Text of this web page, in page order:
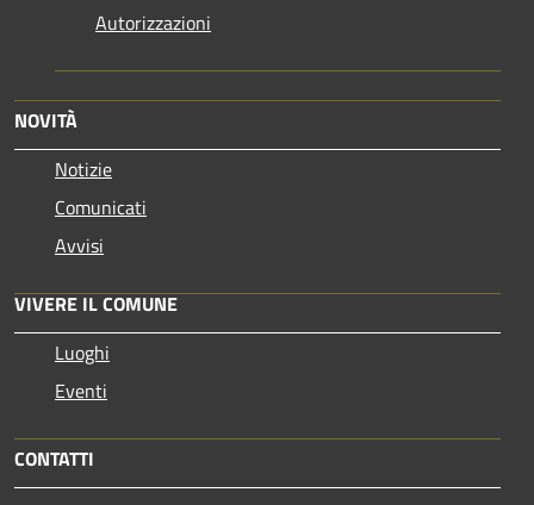
Autorizzazioni
NOVITÀ
Notizie
Comunicati
Avvisi
VIVERE IL COMUNE
Luoghi
Eventi
CONTATTI